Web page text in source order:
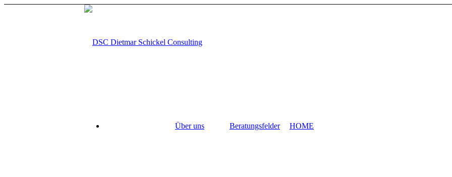
HOME
Über uns Beratungsfelder